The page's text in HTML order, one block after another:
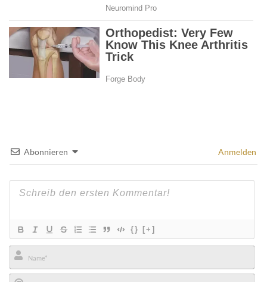
Abonnieren Anmelden
{} [+]
Name*